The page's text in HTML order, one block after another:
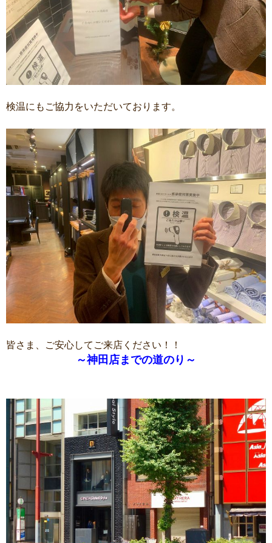
検温にもご協力をいただいております。
皆さま、ご安心してご来店ください！！
～神田店までの道のり～